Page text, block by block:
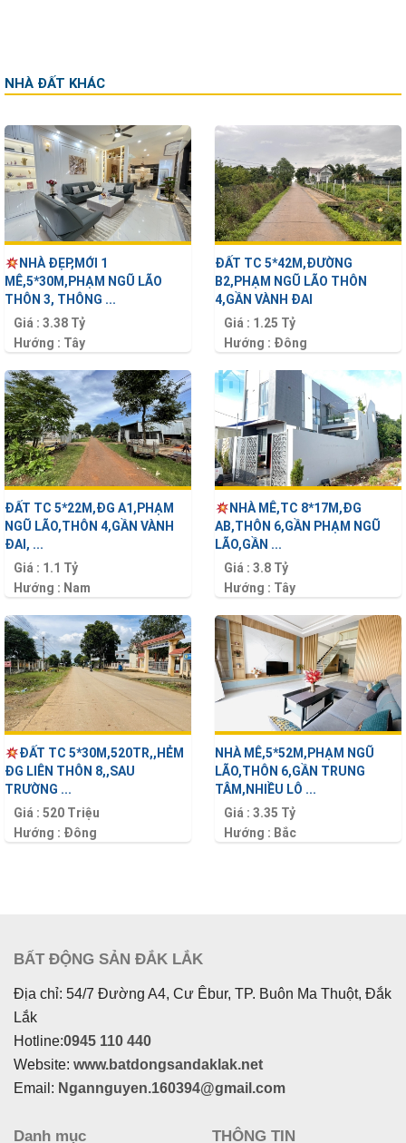
NHÀ ĐẤT KHÁC
ĐẤT TC 5*42M,ĐƯỜNG
B2,PHẠM NGŨ LÃO THÔN
4,GẦN VÀNH ĐAI
Giá : 1.25 Tỷ
Hướng : Đông
NHÀ ĐẸP,MỚI 1
MÊ,5*30M,PHẠM NGŨ LÃO
THÔN 3, THÔNG ...
Giá : 3.38 Tỷ
Hướng : Tây
NHÀ MÊ,TC 8*17M,ĐG
AB,THÔN 6,GẦN PHẠM NGŨ
LÃO,GẦN ...
Giá :3.8 Tỷ
Hướng : Tây
ĐẤT TC 5*22M,ĐG A1,PHẠM
NGŨ LÃO,THÔN 4,GẦN VÀNH
ĐAI, ...
Giá : 1.1 Tỷ
Hướng : Nam
NHÀ MÊ,5*52M,PHẠM NGŨ
LÃO,THÔN 6,GẦN TRUNG
TÂM,NHIỀU LÔ ...
Giá :3.35 Tỷ
Hướng : Bắc
ĐẤT TC 5*30M,520TR,,HẺM
ĐG LIÊN THÔN 8,,SAU
TRƯỜNG ...
Giá : 520 Triệu
Hướng : Đông
BẤT ĐỘNG SẢN ĐẮK LẮK
Địa chỉ: 54/7 Đường A4, Cư Êbur, TP. Buôn Ma Thuột, Đắk
Lắk
Hotline:0945 110 440
Website: www.batdongsandaklak.net
Email: Ngannguyen.160394@gmail.com
Danh mục THÔNG TIN